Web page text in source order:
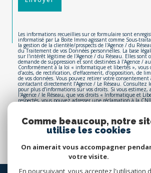
Les informations recueillies sur ce formulaire sont
informatisé par La Boite Immo agissant comme Sous-
la gestion de la clientèle/prospects de l'Agence / du
du Traitement de vos Données personnelles. La base
sur l'intérêt légitime de l'Agence / du Réseau. Elles sont
demande de suppression et sont destinées à l'Agence / au
Conformément à la loi « informatique et libertés », vous
d’accès, de rectification, d’effacement, d’opposition, de
de vos données. Vous pouvez retirer votre
contactant directement l’Agence / Le Réseau. Consultez
pour plus d’informations sur vos droits. Si vous estimez,
l'Agence / le Réseau, que vos droits « Informatique et
respectés, vous pouvez adresser une réclamation à la
de l’existence de la liste d'opposition au démarchage
sur laquelle vous pouvez vous inscrire ici :https://
cadre de la protection des Données personnelles, nous
inscrire de Données sensibles dans le champ de saisie libre.
Conditions d'utilisationde Google s'appliquent.
Comme beaucoup, notre
utilise les cookies
On aimerait vous accompagner
votre visite.
En poursuivant, vous acceptez l'utilisation